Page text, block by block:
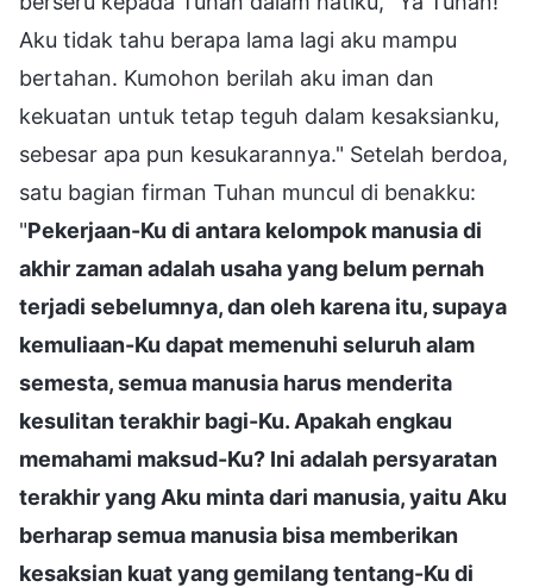
Aku tidak tahu berapa lama lagi aku mampu
bertahan. Kumohon berilah aku iman dan
kekuatan untuk tetap teguh dalam kesaksianku,
sebesar apa pun kesukarannya." Setelah berdoa,
satu bagian firman Tuhan muncul di benakku:
"Pekerjaan-Ku di antara kelompok manusia di
akhir zaman adalah usaha yang belum pernah
terjadi sebelumnya, dan oleh karena itu, supaya
kemuliaan-Ku dapat memenuhi seluruh alam
semesta, semua manusia harus menderita
kesulitan terakhir bagi-Ku. Apakah engkau
memahami maksud-Ku? Ini adalah persyaratan
terakhir yang Aku minta dari manusia, yaitu Aku
berharap semua manusia bisa memberikan
kesaksian kuat yang gemilang tentang-Ku di